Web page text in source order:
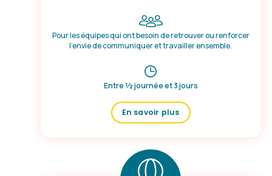
Pour les équipes qui ont besoin de retrouver ou renforcer
l’envie de communiquer et travailler ensemble.
Entre ½ journée et 3 jours
En savoir plus